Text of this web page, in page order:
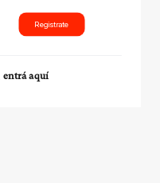
Registrate
entrá aquí